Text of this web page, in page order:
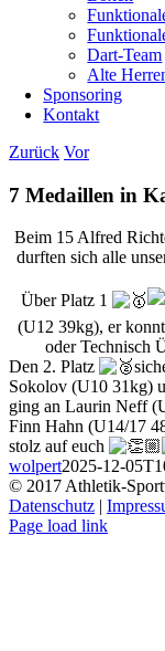
Dart-Team
Alte
Sponsoring
Kontakt
Zurück Vor
7 Medaillen in
Beim 15 Alfred
durften sich alle
Über Platz 1
(U12 39kg), er
oder Technisch
Den 2. Platz
Sokolov (U10 31kg)
ging an Laurin Neff
Finn Hahn (U14/17
stolz auf euch
wolpert2025-12-
© 2017 Athletik-
Datenschutz |
Instagram
Page load link